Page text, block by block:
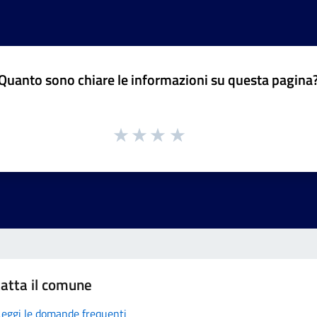
sono chiare le informazioni su questa
il comune
le domande frequenti